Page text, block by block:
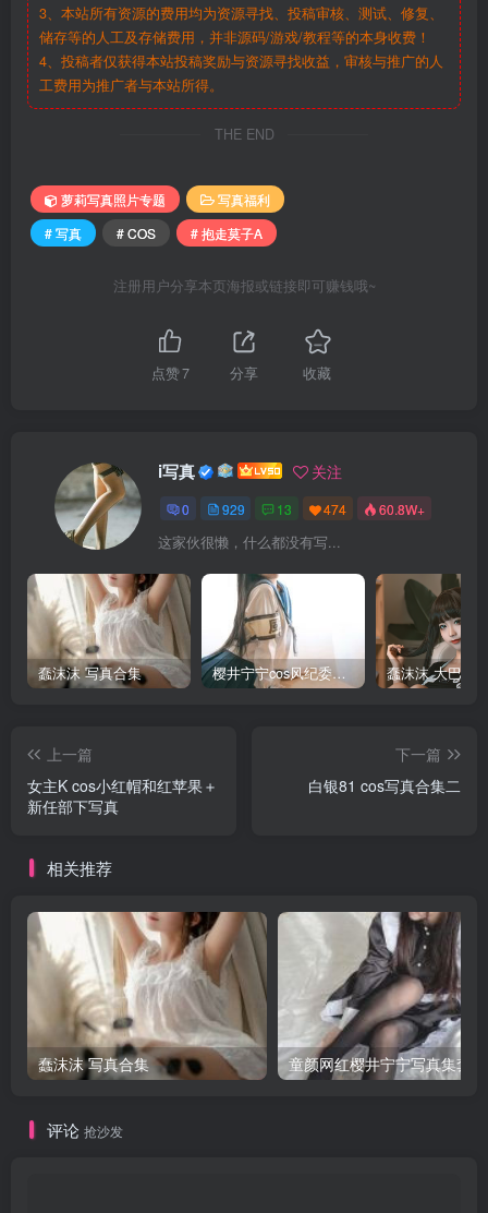
3、本站所有资源的费用均为资源寻找、投稿审核、测试、修复、
储存等的人工及存储费用，并非源码/游戏/教程等的本身收费！
4、投稿者仅获得本站投稿奖励与资源寻找收益，审核与推广的人
工费用为推广者与本站所得。
THE END
萝莉写真照片专题
写真福利
# 写真
# COS # 抱走莫子A
注册用户分享本页海报或链接即可赚钱哦~
点赞7 分享 收藏
i写真 关注
0 929 13 474 60.8W+
这家伙很懒，什么都没有写...
蠢沫沫 写真合集 樱井宁宁cos风纪委员写真套图
上一篇
女主K cos小红帽和红苹果＋
新任部下写真
下一篇
白银81 cos写真合集二
相关推荐
蠢沫沫 写真合集 童颜网红樱井宁宁写真集套图
评论 抢沙发